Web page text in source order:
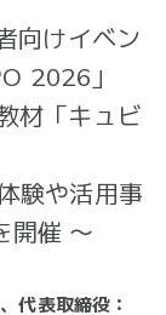
向けイベン
2026」
材「キュビ
験や活用事
開催 ～
代表取締役：